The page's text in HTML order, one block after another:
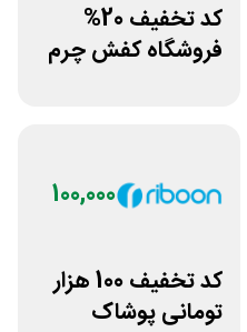
کد تخفیف 20%
فروشگاه کفش چرم
100,000
کد تخفیف 100 هزار
تومانی پوشاک